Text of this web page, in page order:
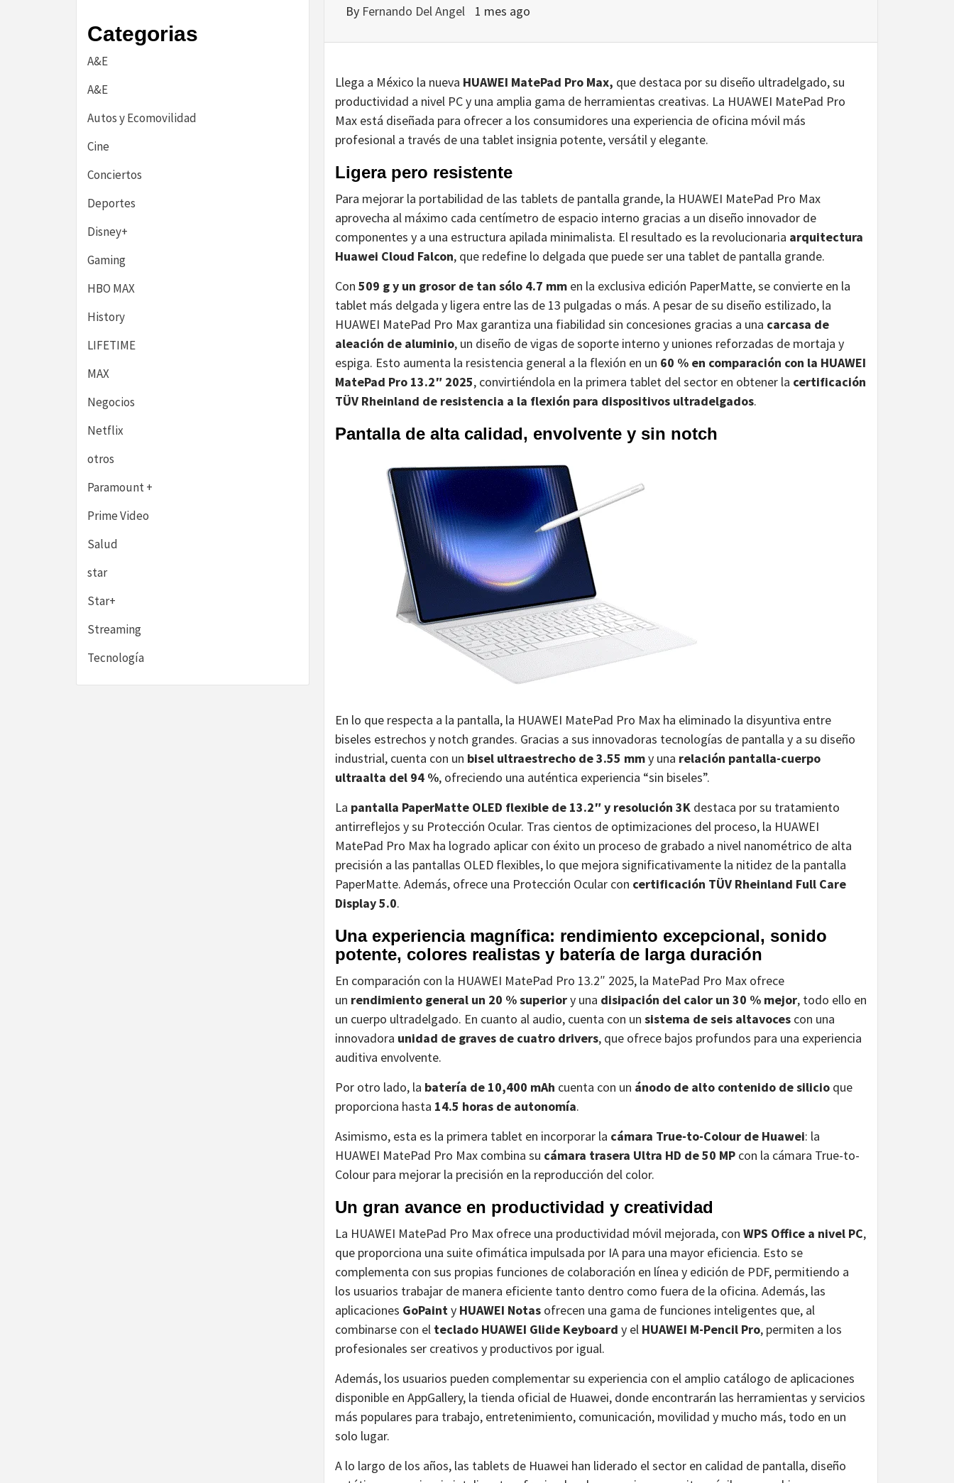
By Fernando Del Angel 1 mes ago
Llega a México la nueva HUAWEI MatePad Pro Max, que destaca por su diseño ultradelgado, su
productividad a nivel PC y una amplia gama de herramientas creativas. La HUAWEI MatePad Pro
Max está diseñada para ofrecer a los consumidores una experiencia de oficina móvil más
profesional a través de una tablet insignia potente, versátil y elegante.
Ligera pero resistente
Para mejorar la portabilidad de las tablets de pantalla grande, la HUAWEI MatePad Pro Max
aprovecha al máximo cada centímetro de espacio interno gracias a un diseño innovador de
componentes y a una estructura apilada minimalista. El resultado es la revolucionaria arquitectura
Huawei Cloud Falcon, que redefine lo delgada que puede ser una tablet de pantalla grande.
Con 509 g y un grosor de tan sólo 4.7 mm en la exclusiva edición PaperMatte, se convierte en la
tablet más delgada y ligera entre las de 13 pulgadas o más. A pesar de su diseño estilizado, la
HUAWEI MatePad Pro Max garantiza una fiabilidad sin concesiones gracias a una carcasa de
aleación de aluminio, un diseño de vigas de soporte interno y uniones reforzadas de mortaja y
espiga. Esto aumenta la resistencia general a la flexión en un 60 % en comparación con la HUAWEI
MatePad Pro 13.2″ 2025, convirtiéndola en la primera tablet del sector en obtener la certificación
TÜV Rheinland de resistencia a la flexión para dispositivos ultradelgados.
Pantalla de alta calidad, envolvente y sin notch
En lo que respecta a la pantalla, la HUAWEI MatePad Pro Max ha eliminado la disyuntiva entre
biseles estrechos y notch grandes. Gracias a sus innovadoras tecnologías de pantalla y a su diseño
industrial, cuenta con un bisel ultraestrecho de 3.55 mmy una relación pantalla-cuerpo
ultraalta del 94 %, ofreciendo una auténtica experiencia “sin biseles”.
La pantalla PaperMatte OLED flexible de 13.2″ y resolución 3K destaca por su tratamiento
antirreflejos y su Protección Ocular. Tras cientos de optimizaciones del proceso, la HUAWEI
MatePad Pro Max ha logrado aplicar con éxito un proceso de grabado a nivel nanométrico de alta
precisión a las pantallas OLED flexibles, lo que mejora significativamente la nitidez de la pantalla
PaperMatte. Además, ofrece una Protección Ocular con certificación TÜV Rheinland Full Care
Display 5.0.
Una experiencia magnífica: rendimiento excepcional, sonido
potente, colores realistas y batería de larga duración
En comparación con la HUAWEI MatePad Pro 13.2″ 2025, la MatePad Pro Max ofrece
un rendimiento general un 20 % superiory una disipación del calor un 30 % mejor, todo ello en
un cuerpo ultradelgado. En cuanto al audio, cuenta con un sistema de seis altavoces con una
innovadora unidad de graves de cuatro drivers, que ofrece bajos profundos para una experiencia
auditiva envolvente.
Por otro lado, la batería de 10,400 mAh cuenta con un ánodo de alto contenido de silicio que
proporciona hasta 14.5 horas de autonomía.
Asimismo, esta es la primera tablet en incorporar la cámara True-to-Colour de Huawei: la
HUAWEI MatePad Pro Max combina su cámara trasera Ultra HD de 50 MP con la cámara True-to-
Colour para mejorar la precisión en la reproducción del color.
Un gran avance en productividad y creatividad
La HUAWEI MatePad Pro Max ofrece una productividad móvil mejorada, con WPS Office a nivel PC,
que proporciona una suite ofimática impulsada por IA para una mayor eficiencia. Esto se
complementa con sus propias funciones de colaboración en línea y edición de PDF, permitiendo a
los usuarios trabajar de manera eficiente tanto dentro como fuera de la oficina. Además, las
aplicaciones GoPainty HUAWEI Notas ofrecen una gama de funciones inteligentes que, al
combinarse con el teclado HUAWEI Glide Keyboard y el HUAWEI M-Pencil Pro, permiten a los
profesionales ser creativos y productivos por igual.
Además, los usuarios pueden complementar su experiencia con el amplio catálogo de aplicaciones
disponible en AppGallery, la tienda oficial de Huawei, donde encontrarán las herramientas y servicios
más populares para trabajo, entretenimiento, comunicación, movilidad y mucho más, todo en un
solo lugar.
A lo largo de los años, las tablets de Huawei han liderado el sector en calidad de pantalla, diseño
Categorias
A&E
A&E
Autos y Ecomovilidad
Cine
Conciertos
Deportes
Disney+
Gaming
HBO MAX
History
LIFETIME
MAX
Negocios
Netflix
otros
Paramount +
Prime Video
Salud
star
Star+
Streaming
Tecnología